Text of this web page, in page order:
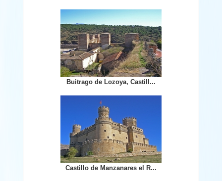
Buitrago de Lozoya, Castill...
Castillo de Manzanares el R...